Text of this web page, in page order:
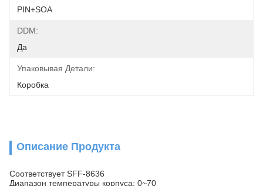
PIN+SOA
DDM:
Да
Упаковывая Детали:
Коробка
Описание Продукта
Соответствует SFF-8636
Диапазон температуры корпуса: 0~70